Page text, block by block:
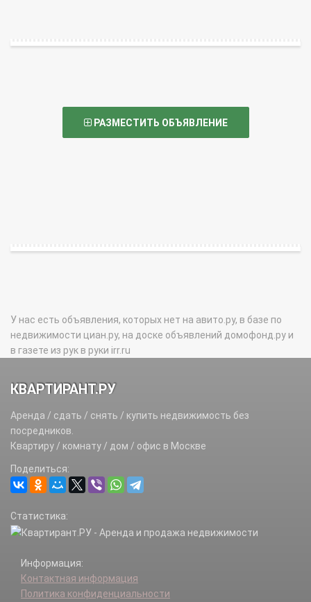
РАЗМЕСТИТЬ ОБЪЯВЛЕНИЕ
У нас есть объявления, которых нет на авито.ру, в базе по
недвижимости циан.ру, на доске объявлений домофонд.ру и
в газете из рук в руки irr.ru
КВАРТИРАНТ.РУ
Аренда / сдать / снять / купить недвижимость без
посредников.
Квартиру / комнату / дом / офис в Москве
Поделиться:
Статистика:
Информация:
Контактная информация
Политика конфиденциальности